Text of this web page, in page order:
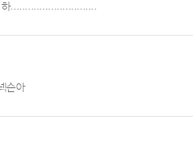
하..............................
슨아